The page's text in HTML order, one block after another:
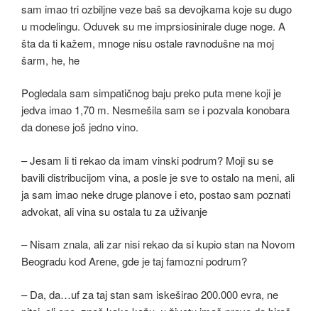
sam imao tri ozbiljne veze baš sa devojkama koje su dugo
u modelingu. Oduvek su me imprsiosinirale duge noge. A
šta da ti kažem, mnoge nisu ostale ravnodušne na moj
šarm, he, he
Pogledala sam simpatičnog baju preko puta mene koji je
jedva imao 1,70 m. Nesmešila sam se i pozvala konobara
da donese još jedno vino.
– Jesam li ti rekao da imam vinski podrum? Moji su se
bavili distribucijom vina, a posle je sve to ostalo na meni, ali
ja sam imao neke druge planove i eto, postao sam poznati
advokat, ali vina su ostala tu za uživanje
– Nisam znala, ali zar nisi rekao da si kupio stan na Novom
Beogradu kod Arene, gde je taj famozni podrum?
– Da, da…uf za taj stan sam iskeširao 200.000 evra, ne